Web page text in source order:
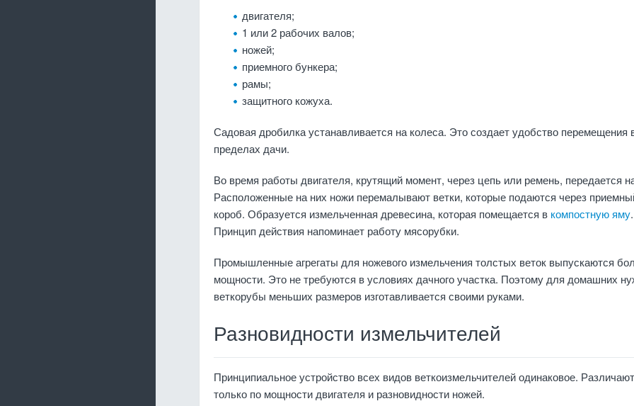
двигателя;
1 или 2 рабочих валов;
ножей;
приемного бункера;
рамы;
защитного кожуха.
Садовая дробилка устанавливается на колеса. Это создает удобство перемещения
пределах дачи.
Во время работы двигателя, крутящий момент, через цепь или ремень, передается
Расположенные на них ножи перемалывают ветки, которые подаются через
короб. Образуется измельченная древесина, которая помещается в компостную яму.
Принцип действия напоминает работу мясорубки.
Промышленные агрегаты для ножевого измельчения толстых веток выпускаются
мощности. Это не требуются в условиях дачного участка. Поэтому для домашних
веткорубы меньших размеров изготавливается своими руками.
Разновидности измельчителей
Принципиальное устройство всех видов веткоизмельчителей одинаковое.
только по мощности двигателя и разновидности ножей.